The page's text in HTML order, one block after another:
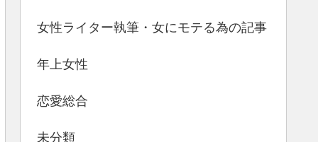
女性ライター執筆・女にモテる為の記事
年上女性
恋愛総合
未分類